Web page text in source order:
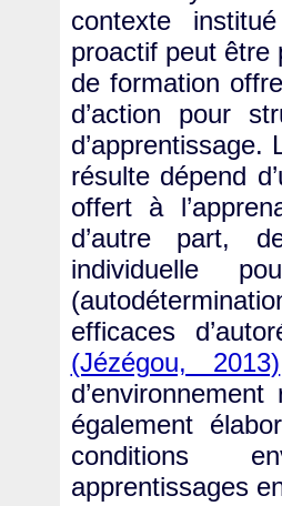
contexte
proactif peut être
de formation
d’action pour
d’apprentissage.
résulte dépend
offert à
d’autre part,
individuelle
efficaces
(Jézégou, 2013)
également
conditions
apprentissages